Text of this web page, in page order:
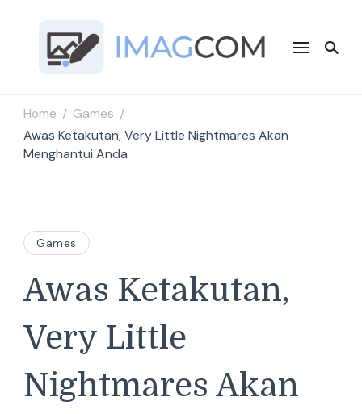
Home / Games /
Awas Ketakutan, Very Little Nightmares Akan
Menghantui Anda
Games
Awas Ketakutan,
Very Little
Nightmares Akan